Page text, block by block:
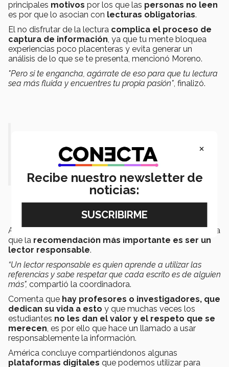
principales motivos por los que las personas no leen
es por que lo asocian con lecturas obligatorias.
El no disfrutar de la lectura complica el proceso de
captura de información, ya que tu mente bloquea
experiencias poco placenteras y evita generar un
análisis de lo que se te presenta, mencionó Moreno.
"Pero si te engancha, agárrate de eso para que tu lectura
sea más fluida y encuentres tu propia pasión", finalizó.
tener una mente más abierta” .-
América Moreno.
Además de sugerir estos cinco puntos, América destaca
que la recomendación más importante es ser un
lector responsable.
“Un lector responsable es quien aprende a utilizar las
referencias y sabe respetar que cada escrito es de alguien
más", compartió la coordinadora.
Comenta que hay profesores o investigadores, que
dedican su vida a esto y que muchas veces los
estudiantes no les dan el valor y el respeto que se
merecen, es por ello que hace un llamado a usar
responsablemente la información.
América concluye compartiéndonos algunas
plataformas digitales que podemos utilizar para
×
Recibe nuestro newsletter de
noticias: